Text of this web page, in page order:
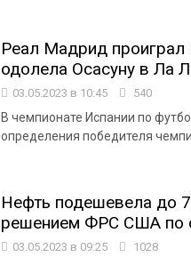
Реал Мадрид проиграл
одолела Осасуну в Ла
03.05.2023 в 10:45 540
В чемпионате Испании по
определения победителя
Нефть подешевела до
решением ФРС США по
03.05.2023 в 09:25 1028